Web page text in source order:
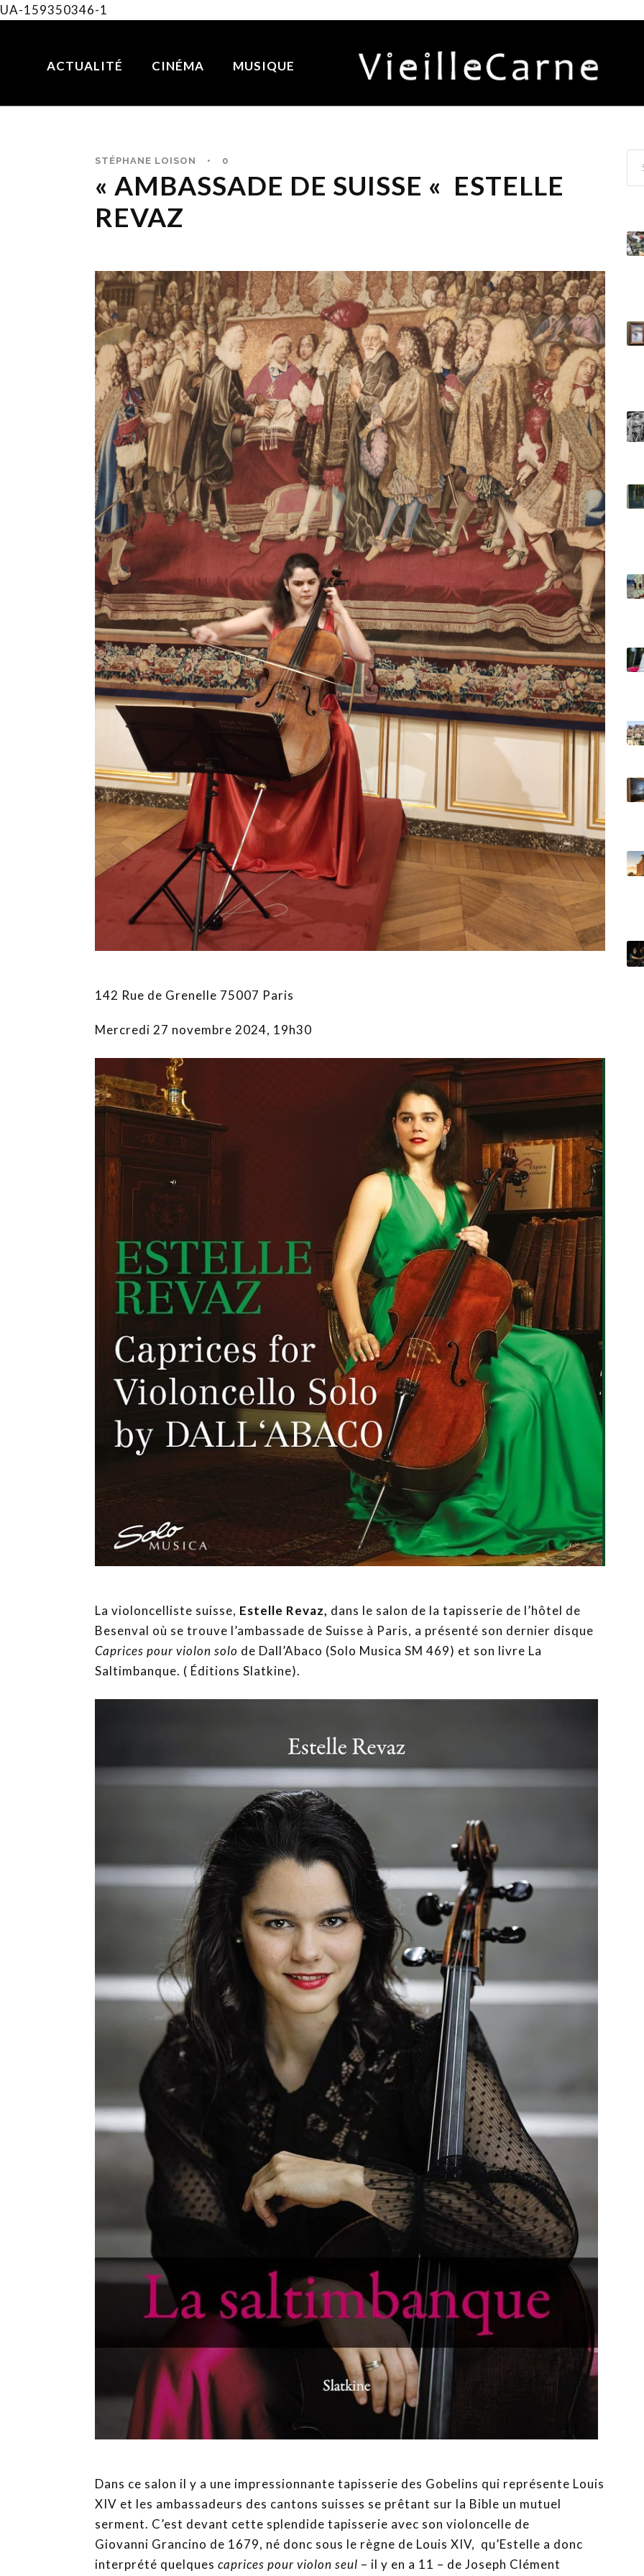
UA-159350346-1
ACTUALITÉ CINÉMA MUSIQUE
STÉPHANE LOISON • 0
« AMBASSADE DE SUISSE « ESTELLE
REVAZ
142 Rue de Grenelle 75007 Paris
Mercredi 27 novembre 2024, 19h30
La violoncelliste suisse, Estelle Revaz, dans le salon de la tapisserie de l’hôtel de
Besenval où se trouve l’ambassade de Suisse à Paris, a présenté son dernier disque
Caprices pour violon solo de Dall’Abaco (Solo Musica SM 469) et son livre La
Saltimbanque. ( Éditions Slatkine).
Dans ce salon il y a une impressionnante tapisserie des Gobelins qui représente Louis
XIV et les ambassadeurs des cantons suisses se prêtant sur la Bible un mutuel
serment. C’est devant cette splendide tapisserie avec son violoncelle de
Giovanni Grancino de 1679, né donc sous le règne de Louis XIV, qu’Estelle a donc
interprété quelques caprices pour violon seul – il y en a 11 – de Joseph Clément